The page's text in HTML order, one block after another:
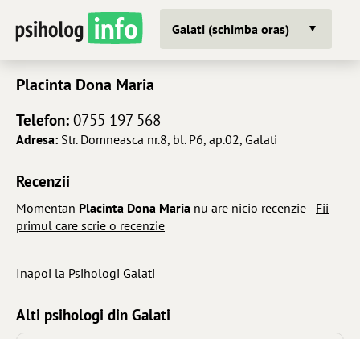
Galati (schimba oras)
Placinta Dona Maria
Telefon: 0755 197 568
Adresa: Str. Domneasca nr.8, bl. P6, ap.02, Galati
Recenzii
Momentan Placinta Dona Maria nu are nicio recenzie - Fii
primul care scrie o recenzie
Inapoi la Psihologi Galati
Alti psihologi din Galati